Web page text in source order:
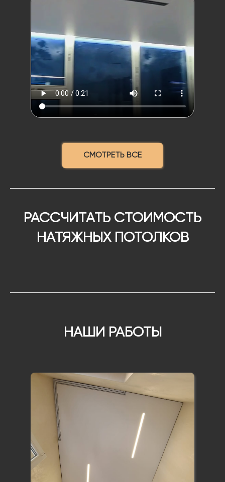
СМОТРЕТЬ ВСЕ
РАССЧИТАТЬ СТОИМОСТЬ
НАТЯЖНЫХ ПОТОЛКОВ
НАШИ РАБОТЫ